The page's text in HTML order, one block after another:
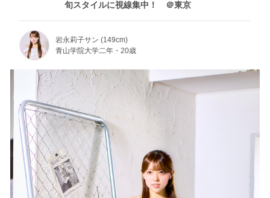
旬スタイルに視線集中！ ＠東京
岩永莉子サン (149cm)
青山学院大学二年・20歳